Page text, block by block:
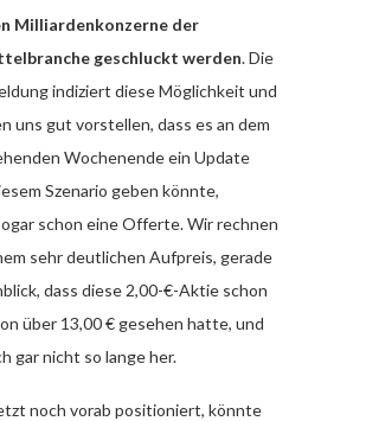
Milliardenkonzerne der
geschluckt werden. Die
indiziert diese Möglichkeit und
uns gut vorstellen, dass es an dem
Wochenende ein Update
Szenario geben könnte,
schon eine Offerte. Wir rechnen
sehr deutlichen Aufpreis, gerade
dass diese 2,00-€-Aktie schon
über 13,00 € gesehen hatte, und
gar nicht so lange her.
noch vorab positioniert, könnte